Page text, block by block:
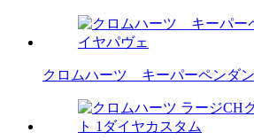
クロムハーツ キーパーペンダ